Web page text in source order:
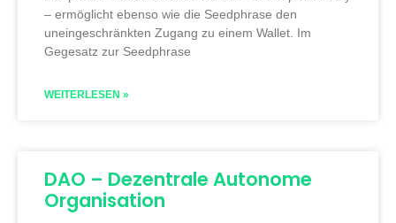
– ermöglicht ebenso wie die Seedphrase den
uneingeschränkten Zugang zu einem Wallet. Im
Gegesatz zur Seedphrase
WEITERLESEN »
DAO – Dezentrale Autonome
Organisation